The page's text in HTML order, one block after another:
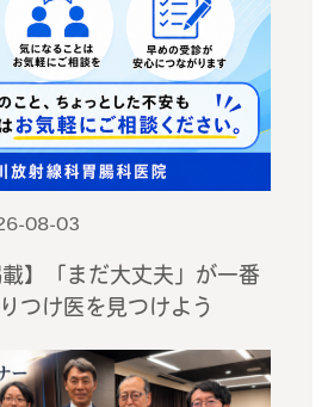
08-03
載】「まだ大丈夫」が一番
つけ医を見つけよう